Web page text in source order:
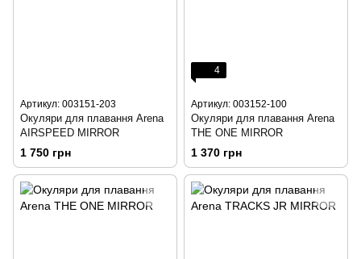
Артикул: 003151-203
Окуляри для плавання Arena
AIRSPEED MIRROR
1 750 грн
4
Артикул: 003152-100
Окуляри для плавання Arena
THE ONE MIRROR
1 370 грн